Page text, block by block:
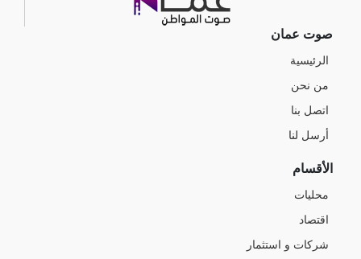
صوت عمان
الرئيسية
من نحن
اتصل بنا
أرسل لنا
الأقسام
محليات
اقتصاد
شركات و استثمار